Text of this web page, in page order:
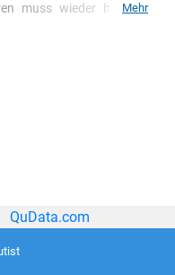
muss wieder hergestellt
Gerade Du kannst dieser
Mehr
QuData.com